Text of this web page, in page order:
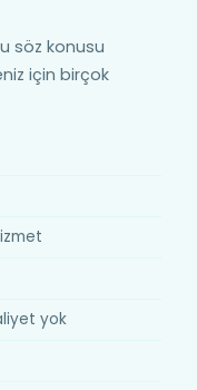
söz konusu
için birçok
yok